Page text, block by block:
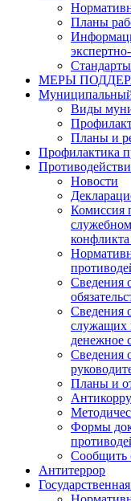
Планы
МЕРЫ
Виды
Планы и
Профилактика
Новости
Комиссия
Сведения
Сведения
служащих
денежное
Сведения
Планы и
Формы
Сообщить
Антитеррор